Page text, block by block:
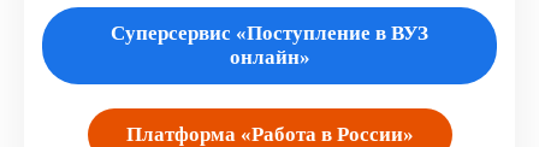
Суперсервис «Поступление в ВУЗ
онлайн»
Платформа «Работа в России»